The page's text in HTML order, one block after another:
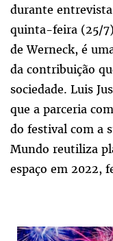
durante
quinta-feira (25/
de Werneck, é
da contribuição
sociedade. Luis
que a parceria
do festival com a
Mundo reutiliza
espaço em 2022,